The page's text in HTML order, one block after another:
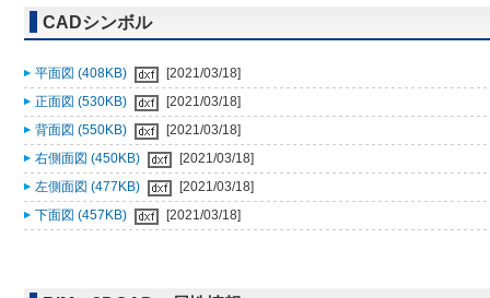
CADシンボル
平面図 (408KB)
[2021/03/18]
正面図 (530KB)
[2021/03/18]
背面図 (550KB)
[2021/03/18]
右側面図 (450KB)
[2021/03/18]
左側面図 (477KB)
[2021/03/18]
下面図 (457KB)
[2021/03/18]